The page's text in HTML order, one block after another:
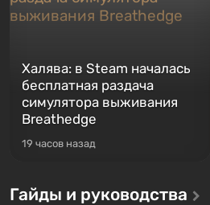
Халява: в Steam началась
бесплатная раздача
симулятора выживания
Breathedge
19 часов назад
Гайды и руководства